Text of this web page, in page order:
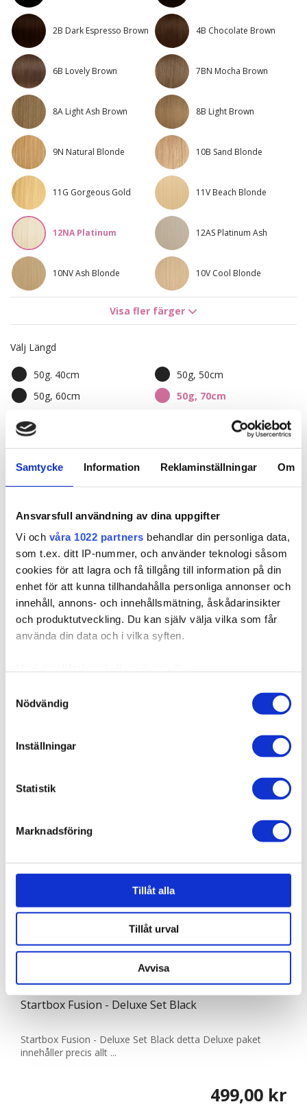
Samtycke Information Reklaminställningar Om
Ansvarsfull användning av dina uppgifter
Vi och våra 1022 partners behandlar din personliga data,
som t.ex. ditt IP-nummer, och använder teknologi såsom
cookies för att lagra och få tillgång till information på din
enhet för att kunna tillhandahålla personliga annonser och
innehåll, annons- och innehållsmätning, åskådarinsikter
och produktutveckling. Du kan själv välja vilka som får
använda din data och i vilka syften.
kan ha en noggrannhet på upp till flera meter
Ta reda på mer om hur dina personliga uppgifter
Du kan ändra eller dra tillbaka ditt samtycke när som
Vi använder enhetsidentifierare för att anpassa innehållet
för sociala medier och analysera vår trafik. Vi
vidarebefordrar även sådana identifierare och annan
information från din enhet till de sociala medier och
Dessa kan i sin tur kombinera informationen med annan
information som du har tillhandahållit eller som de har
samlat in när du har använt deras tjänster.
Nödvändig
Inställningar
Statistik
Marknadsföring
Tillåt alla
Tillåt urval
Avvisa
2B Dark Espresso Brown 4B Chocolate Brown
6B Lovely Brown 7BN Mocha Brown
8A Light Ash Brown 8B Light Brown
9N Natural Blonde 10B Sand Blonde
11G Gorgeous Gold 11V Beach Blonde
12NA Platinum 12AS Platinum Ash
10NV Ash Blonde 10V Cool Blonde
10AS Titanium Blonde 5RV Red Passion
8R Bright Red
8BG Golden Honey 4B/9G Chocco Cola
7BN/10B Sandy Brown
10NV/10V Sensation
10BS/12AS Dirty
Titanium Mix
10B/12NA Sunkissed
Beige
Sandy Brown Balayage
7BN/10B
Visa fler färger
Välj Längd
50g. 40cm
50g, 50cm
50g, 60cm
50g, 70cm
2 750,00 kr
Expressfrakt möjlig
LÄGG I VARUKORGEN
610002
Startbox Fusion - Deluxe Set Black
Startbox Fusion - Deluxe Set Black detta Deluxe paket
innehåller precis allt ...
499,00 kr